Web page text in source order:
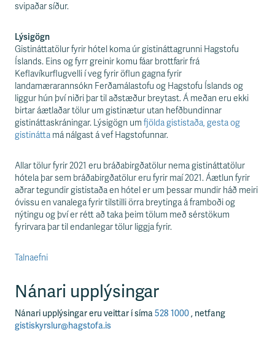
svipaðar síður.
Lýsigögn
Gistináttatölur fyrir hótel koma úr gistináttagrunni Hagstofu
Íslands. Eins og fyrr greinir komu fáar brottfarir frá
Keflavíkurflugvelli í veg fyrir öflun gagna fyrir
landamærarannsókn Ferðamálastofu og Hagstofu Íslands og
liggur hún því niðri þar til aðstæður breytast. Á meðan eru ekki
birtar áætlaðar tölur um gistinætur utan hefðbundinnar
gistináttaskráningar. Lýsigögn um fjölda gististaða, gesta og
gistinátta má nálgast á vef Hagstofunnar.
Allar tölur fyrir 2021 eru bráðabirgðatölur nema gistináttatölur
hótela þar sem bráðabirgðatölur eru fyrir maí 2021. Áætlun fyrir
aðrar tegundir gististaða en hótel er um þessar mundir háð meiri
óvissu en vanalega fyrir tilstilli örra breytinga á framboði og
nýtingu og því er rétt að taka þeim tölum með sérstökum
fyrirvara þar til endanlegar tölur liggja fyrir.
Talnaefni
Nánari upplýsingar
Nánari upplýsingar eru veittar í síma528 1000, netfang
gistiskyrslur@hagstofa.is